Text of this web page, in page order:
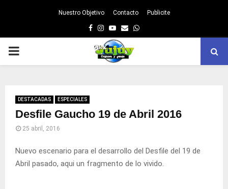
Nuestro Objetivo Contacto Publicite
Facebook
Instagram
Youtube
EmailWhatsapp
PRIMARY
DESTACADAS ESPECIALES
Desfile Gaucho 19 de Abril 2016
25 abril, 2016
Nuevo escenario para el desarrollo del Desfile del 19 de
Abril pasado, aqui un fragmento de lo vivido.